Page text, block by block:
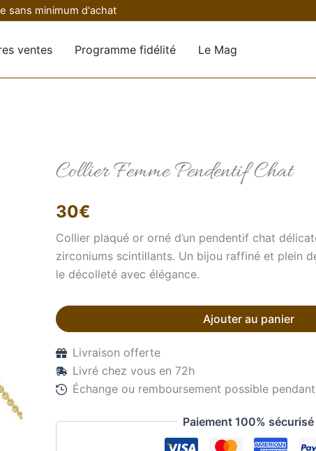
sans minimum d'achat
ventes Programme fidélité Le Mag
Collier Femme Pendentif Chat
30€
Collier plaqué or orné d’un pendentif chat
zirconiums scintillants. Un bijou raffiné et plein
le décolleté avec élégance.
quantité
de
Femme
Pendentif
Chat
Ajouter au panier
Livraison offerte
Livré chez vous en 72h
Échange ou remboursement possible
Paiement 100% sécurisé